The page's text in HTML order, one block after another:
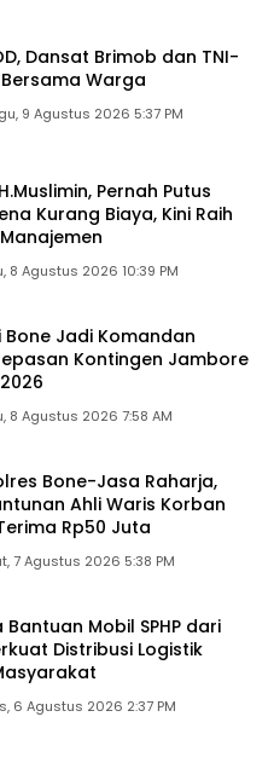
Dansat Brimob dan TNI-
Warga
9 Agustus 2026 5:37 PM
Pernah Putus
Kurang Biaya, Kini Raih
8 Agustus 2026 10:39 PM
Bone Jadi Komandan
Kontingen Jambore
8 Agustus 2026 7:58 AM
Bone-Jasa Raharja,
Ahli Waris Korban
Rp50 Juta
7 Agustus 2026 5:38 PM
Bantuan Mobil SPHP dari
Distribusi Logistik
6 Agustus 2026 2:37 PM